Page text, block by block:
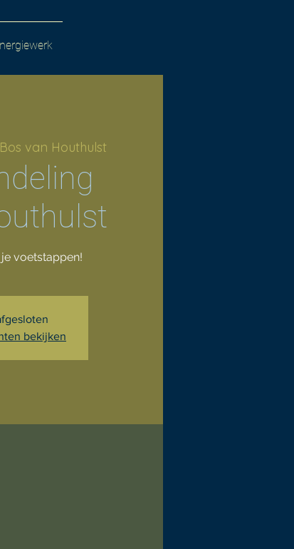
van Houthulst
voetstappen!
bekijken